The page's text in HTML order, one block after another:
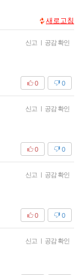
새로고침
신고 공감 확인
0
0
신고 공감 확인
0
0
신고 공감 확인
0
0
신고 공감 확인